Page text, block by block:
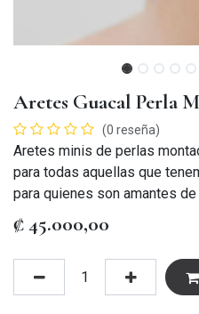
Aretes Guacal Perla
(0 reseña)
Aretes minis de perlas
para todas aquellas que
para quienes son amantes
₡45.000,00